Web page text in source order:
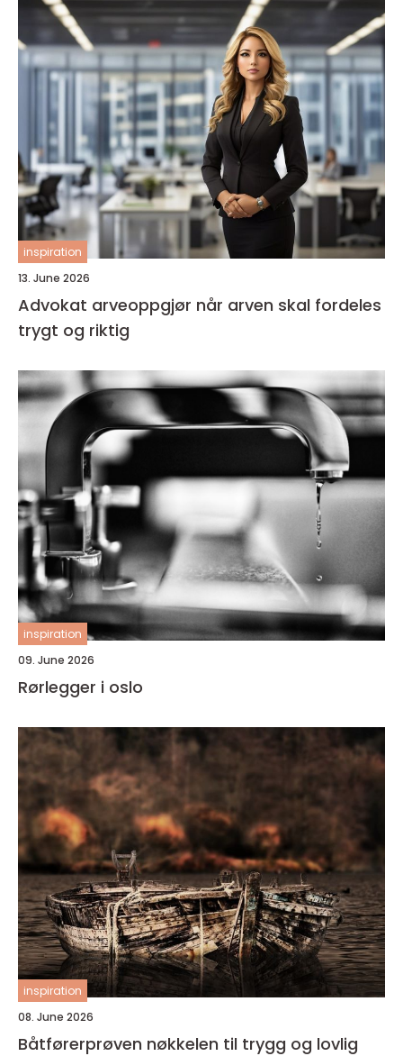
inspiration
13. June 2026
Advokat arveoppgjør når arven skal fordeles
trygt og riktig
inspiration
09. June 2026
Rørlegger i oslo
inspiration
08. June 2026
Båtførerprøven nøkkelen til trygg og lovlig